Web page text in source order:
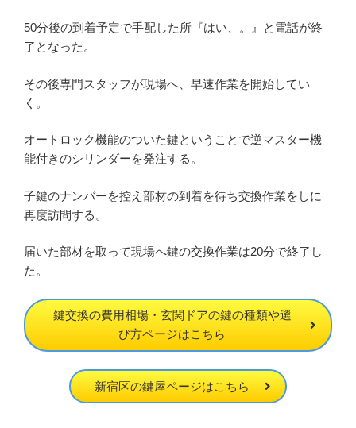
50分後の到着予定で手配した所『はい、。』と電話が終
了となった。
その後専門スタッフが現場へ、早速作業を開始してい
く。
オートロック機能のついた鍵ということで逆マスター機
能付きのシリンダーを発注する。
子鍵のナンバーを控え部材の到着を待ち交換作業をしに
再度訪問する。
届いた部材を取って現場へ鍵の交換作業は20分で終了し
た。
鍵交換の費用相場・玄関ドアの鍵の種類や選
び方ページはこちら
新宿区の鍵屋ページはこちら